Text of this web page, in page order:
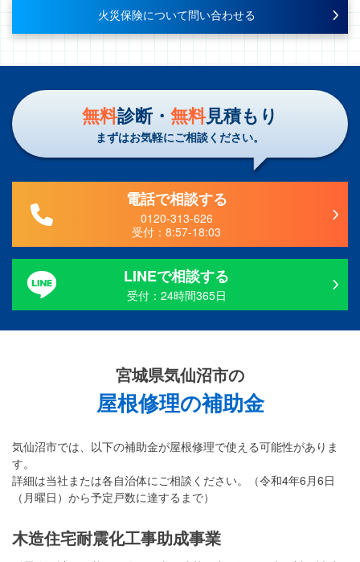
火災保険について問い合わせる
無料診断・ 無料見積もり
まずはお気軽にご相談ください。
電話で相談する
0120-313-626
受付：8:57-18:03
LINEで相談する
受付：24時間365日
宮城県気仙沼市の
屋根修理の補助金
気仙沼市では、以下の補助金が屋根修理で使える可能性がありま
す。
詳細は当社または各自治体にご相談ください。（令和4年6月6日
（月曜日）から予定戸数に達するまで）
木造住宅耐震化工事助成事業